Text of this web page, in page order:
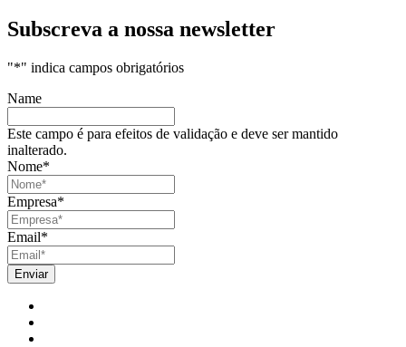
Subscreva a nossa newsletter
"*" indica campos obrigatórios
Name
Este campo é para efeitos de validação e deve ser mantido
inalterado.
Nome*
Empresa*
Email*